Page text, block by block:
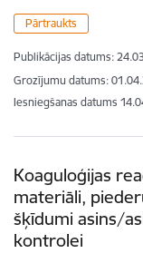
Pārtraukts
Publikācijas datums:
Grozījumu datums:
Iesniegšanas datums
Koaguloģijas
materiāli,
šķīdumi asins/
kontrolei